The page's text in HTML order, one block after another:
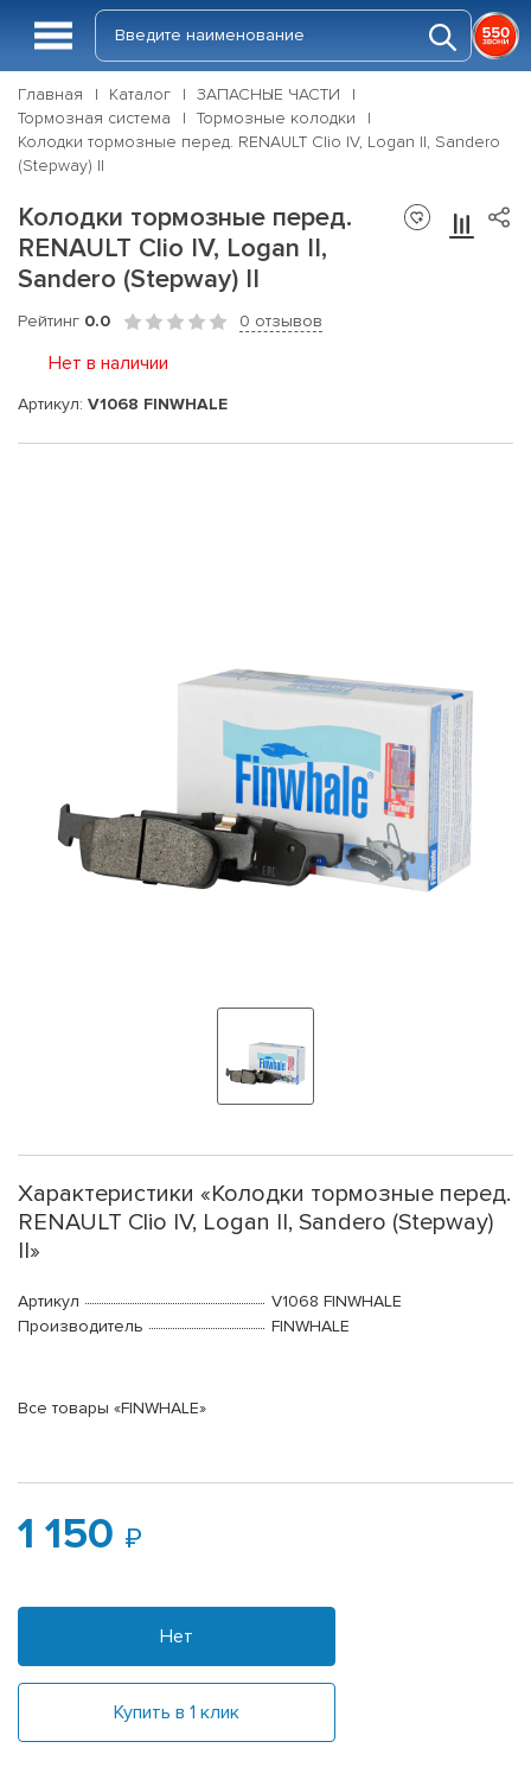
Главная Каталог
ЗАПАСНЫЕ ЧАСТИ
Тормозная система
Тормозные колодки
Колодки тормозные перед. RENAULT Clio IV, Logan II, Sandero
(Stepway) II
Колодки тормозные перед.
RENAULT Clio IV, Logan II,
Sandero (Stepway) II
Рейтинг 0.0 0 отзывов
Нет в наличии
Артикул: V1068 FINWHALE
Характеристики «Колодки тормозные перед.
RENAULT Clio IV, Logan II, Sandero (Stepway)
II»
Артикул
V1068 FINWHALE
Производитель
FINWHALE
Все товары «FINWHALE»
1 150
Нет
Купить в 1 клик